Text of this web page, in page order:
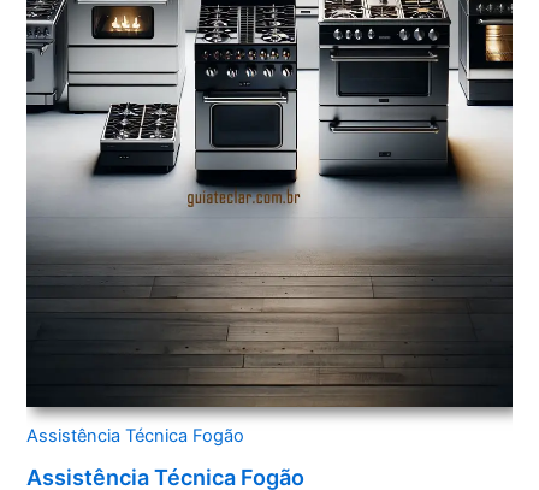
Assistência Técnica Fogão
Assistência Técnica Fogão